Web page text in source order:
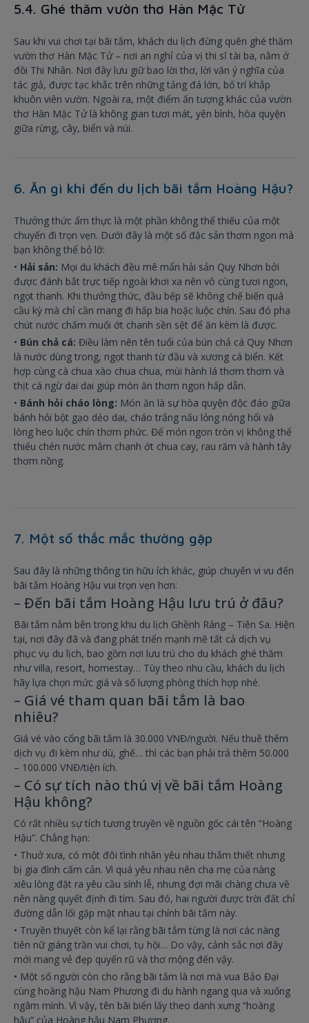
5.4. Ghé thăm vườn thơ Hàn Mặc Tử
Sau khi vui chơi tại bãi tắm, khách du lịch đừng quên ghé thăm
vườn thơ Hàn Mặc Tử – nơi an nghỉ của vị thi sĩ tài ba, nằm ở
đồi Thi Nhân. Nơi đây lưu giữ bao lời thơ, lời văn ý nghĩa của
tác giả, được tạc khắc trên những tảng đá lớn, bố trí khắp
khuôn viên vườn. Ngoài ra, một điểm ấn tượng khác của vườn
thơ Hàn Mặc Tử là không gian tươi mát, yên bình, hòa quyện
giữa rừng, cây, biển và núi.
6. Ăn gì khi đến du lịch bãi tắm Hoàng Hậu?
Thưởng thức ẩm thực là một phần không thể thiếu của một
chuyến đi trọn vẹn. Dưới đây là một số đặc sản thơm ngon mà
bạn không thể bỏ lỡ:
• Hải sản: Mọi du khách đều mê mẩn hải sản Quy Nhơn bởi
được đánh bắt trực tiếp ngoài khơi xa nên vô cùng tươi ngon,
ngọt thanh. Khi thưởng thức, đầu bếp sẽ không chế biến quá
cầu kỳ mà chỉ cần mang đi hấp bia hoặc luộc chín. Sau đó pha
chút nước chấm muối ớt chanh sền sệt để ăn kèm là được.
• Bún chả cá: Điều làm nên tên tuổi của bún chả cá Quy Nhơn
là nước dùng trong, ngọt thanh từ đầu và xương cá biển. Kết
hợp cùng cà chua xào chua chua, mùi hành lá thơm thơm và
thịt cá ngừ dai dai giúp món ăn thơm ngon hấp dẫn.
• Bánh hỏi cháo lòng: Món ăn là sự hòa quyện độc đáo giữa
bánh hỏi bột gạo dẻo dai, cháo trắng nấu lỏng nóng hổi và
lòng heo luộc chín thơm phức. Để món ngon tròn vị không thể
thiếu chén nước mắm chanh ớt chua cay, rau răm và hành tây
thơm nồng.
7. Một số thắc mắc thường gặp
Sau đây là những thông tin hữu ích khác, giúp chuyến vi vu đến
bãi tắm Hoàng Hậu vui trọn vẹn hơn:
– Đến bãi tắm Hoàng Hậu lưu trú ở đâu?
Bãi tắm nằm bên trong khu du lịch Ghềnh Ráng – Tiên Sa. Hiện
tại, nơi đây đã và đang phát triển mạnh mẽ tất cả dịch vụ
phục vụ du lịch, bao gồm nơi lưu trú cho du khách ghé thăm
như villa, resort, homestay… Tùy theo nhu cầu, khách du lịch
hãy lựa chọn mức giá và số lượng phòng thích hợp nhé.
– Giá vé tham quan bãi tắm là bao
nhiêu?
Giá vé vào cổng bãi tắm là 30.000 VNĐ/người. Nếu thuê thêm
dịch vụ đi kèm như dù, ghế… thì các bạn phải trả thêm 50.000
– 100.000 VNĐ/tiện ích.
– Có sự tích nào thú vị về bãi tắm Hoàng
Hậu không?
Có rất nhiều sự tích tương truyền về nguồn gốc cái tên “Hoàng
Hậu”. Chẳng hạn:
• Thuở xưa, có một đôi tình nhân yêu nhau thắm thiết nhưng
bị gia đình cấm cản. Vì quá yêu nhau nên cha mẹ của nàng
xiêu lòng đặt ra yêu cầu sính lễ, nhưng đợi mãi chàng chưa về
nên nàng quyết định đi tìm. Sau đó, hai người được trời đất chỉ
đường dẫn lối gặp mặt nhau tại chính bãi tắm này.
• Truyền thuyết còn kể lại rằng bãi tắm từng là nơi các nàng
tiên nữ giáng trần vui chơi, tụ hội… Do vậy, cảnh sắc nơi đây
mới mang vẻ đẹp quyến rũ và thơ mộng đến vậy.
• Một số người còn cho rằng bãi tắm là nơi mà vua Bảo Đại
cùng hoàng hậu Nam Phương đi du hành ngang qua và xuống
ngâm mình. Vì vậy, tên bãi biển lấy theo danh xưng “hoàng
hậu” của Hoàng hậu Nam Phương.